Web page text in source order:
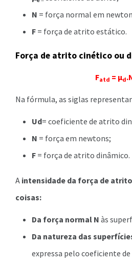
N = força normal em
F = força de atrito estático.
Força de atrito cinético ou
Fatd = μd
Na fórmula, as siglas
Ud= coeficiente de atrito
N = força em newtons;
F = força de atrito dinâmico.
A intensidade da força de
coisas:
Da força normal N às
Da natureza das
expressa pelo coeficiente